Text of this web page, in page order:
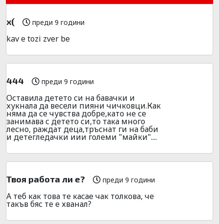
x( преди 9 години
kav e tozi zver be
444 преди 9 години
Оставила детето си на бавачки и
хукнала да весели пияни чичковци.Как
няма да се чувства добре,като не се
занимава с детето си,то така много
лесно, раждат деца,тръснат ги на баби
и детегледачки иии големи "майки"....
Твоя работа ли е? преди 9 години
А теб как това те касае чак толкова, че
такъв бяс те е хванал?